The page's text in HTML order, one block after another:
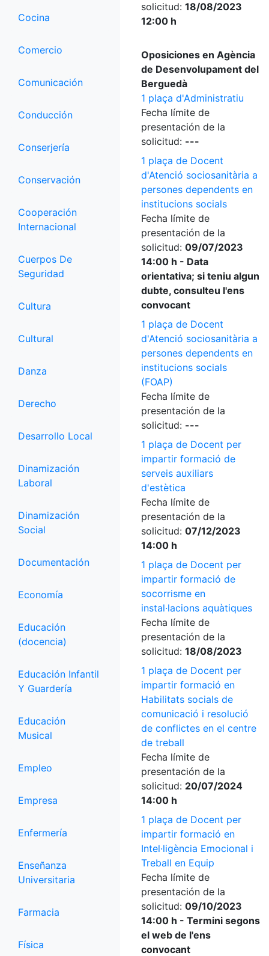
Cocina
Comercio
Comunicación
Conducción
Conserjería
Conservación
Cooperación
Internacional
Cuerpos De
Seguridad
Cultura
Cultural
Danza
Derecho
Desarrollo Local
Dinamización
Laboral
Dinamización
Social
Documentación
Economía
Educación
(docencia)
Educación Infantil
Y Guardería
Educación
Musical
Empleo
Empresa
Enfermería
Enseñanza
Universitaria
Farmacia
Física
solicitud: 18/08/2023
12:00 h
Oposiciones en Agència
de Desenvolupament del
Berguedà
1 plaça d'Administratiu
Fecha límite de
presentación de la
solicitud: ---
1 plaça de Docent
d'Atenció sociosanitària a
persones dependents en
institucions socials
Fecha límite de
presentación de la
solicitud: 09/07/2023
14:00 h - Data
orientativa; si teniu algun
dubte, consulteu l'ens
convocant
1 plaça de Docent
d'Atenció sociosanitària a
persones dependents en
institucions socials
(FOAP)
Fecha límite de
presentación de la
solicitud: ---
1 plaça de Docent per
impartir formació de
serveis auxiliars
d'estètica
Fecha límite de
presentación de la
solicitud: 07/12/2023
14:00 h
1 plaça de Docent per
impartir formació de
socorrisme en
instal·lacions aquàtiques
Fecha límite de
presentación de la
solicitud: 18/08/2023
1 plaça de Docent per
impartir formació en
Habilitats socials de
comunicació i resolució
de conflictes en el centre
de treball
Fecha límite de
presentación de la
solicitud: 20/07/2024
14:00 h
1 plaça de Docent per
impartir formació en
Intel·ligència Emocional i
Treball en Equip
Fecha límite de
presentación de la
solicitud: 09/10/2023
14:00 h - Termini segons
el web de l'ens
convocant